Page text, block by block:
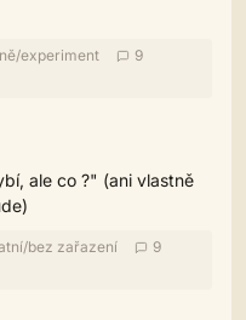
/experiment
9
ale co ?" (ani vlastně
/bez zařazení
9